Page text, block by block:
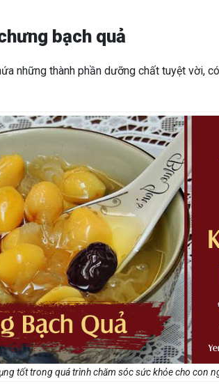
bạch quả
những thành phần dưỡng chất tuyệt vời,
tốt trong quá trình chăm sóc sức khỏe cho con